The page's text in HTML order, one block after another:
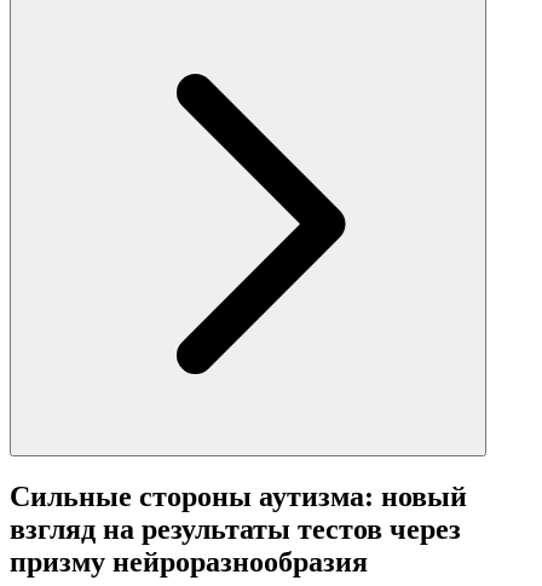
Сильные стороны аутизма: новый
взгляд на результаты тестов через
призму нейроразнообразия